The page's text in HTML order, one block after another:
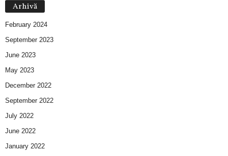
Arhivă
February 2024
September 2023
June 2023
May 2023
December 2022
September 2022
July 2022
June 2022
January 2022